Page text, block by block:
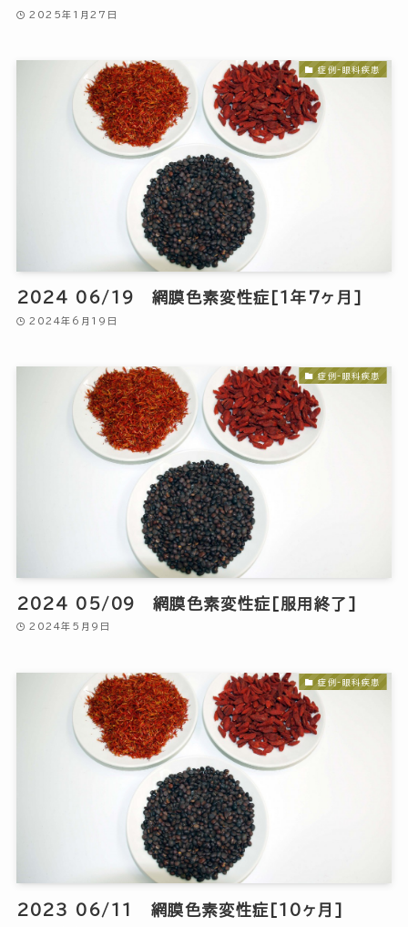
2025年1月27日
症例-眼科疾患
2024 06/19 網膜色素変性症[1年7ヶ月]
2024年6月19日
症例-眼科疾患
2024 05/09 網膜色素変性症[服用終了]
2024年5月9日
症例-眼科疾患
2023 06/11 網膜色素変性症[10ヶ月]